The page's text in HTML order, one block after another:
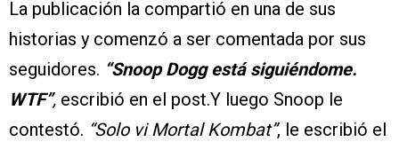
La publicación la compartió en una de sus
historias y comenzó a ser comentada por sus
seguidores. “Snoop Dogg está siguiéndome.
WTF”, escribió en el post.Y luego Snoop le
contestó. “Solo vi Mortal Kombat”, le escribió el